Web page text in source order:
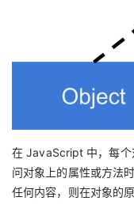
在 JavaScript 中，每个
问对象上的属性或方法
任何内容，则在对象的